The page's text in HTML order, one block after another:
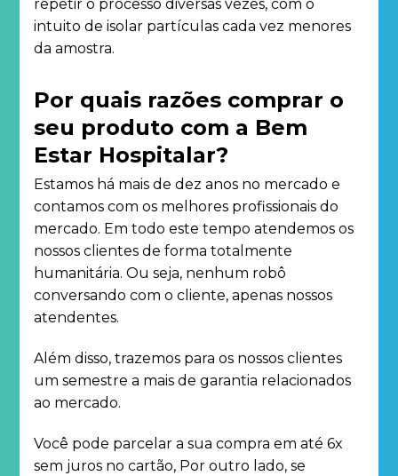
repetir o processo diversas vezes, com o
intuito de isolar partículas cada vez menores
da amostra.
Por quais razões comprar o
seu produto com a Bem
Estar Hospitalar?
Estamos há mais de dez anos no mercado e
contamos com os melhores profissionais do
mercado. Em todo este tempo atendemos os
nossos clientes de forma totalmente
humanitária. Ou seja, nenhum robô
conversando com o cliente, apenas nossos
atendentes.
Além disso, trazemos para os nossos clientes
um semestre a mais de garantia relacionados
ao mercado.
Você pode parcelar a sua compra em até 6x
sem juros no cartão, Por outro lado, se